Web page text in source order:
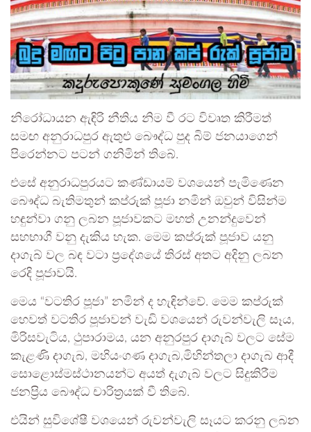
නිරෝධායන ඇඳිරි නීතිය නිම වී රට විවෘත කිරීමත්
සමඟ අනුරාධපුර ඇතුළු බෞද්ධ පුද බිම් ජනයාගෙන්
පිරෙන්නට පටන් ගනිමින් තිබේ.
එසේ අනුරාධපුරයට කණ්ඩායම් වශයෙන් පැමිණෙන
බෞද්ධ බැතිමතුන් කප්රුක් පූජා නමින් ඔවුන් විසින්ම
හඳුන්වා ගනු ලබන පූජාවකට මහත් උනන්දුවෙන්
සහභාගී වනු දැකිය හැක. මෙම කප්රුක් පූජාව යනු
දාගැබ් වල බඳ වටා ප්‍රදේශයේ තිරස් අතට අදිනු ලබන
රෙදි පූජාවයි.
මෙය “වටතිර පූජා” නමින් ද හැඳින්වේ. මෙම කප්රුක්
හෙවත් වටතිර පූජාවන් වැඩි වශයෙන් රුවන්වැලි සෑය,
මිරිසවැටිය, ථුපාරාමය, යන අනුරපුර දාගැබ් වලට සේම
කැළණි දාගැබ, මහියංගණ දාගැබ,මිහින්තලා දාගැබ ආදී
සොළොස්මස්ථානයන්ට අයත් දැගැබ් වලට සිදුකිරීම
ජනප්‍රිය බෞද්ධ චාරිත්‍රයක් වී තිබේ.
එයින් සුවිශේෂී වශයෙන් රුවන්වැලි සෑයට කරනු ලබන